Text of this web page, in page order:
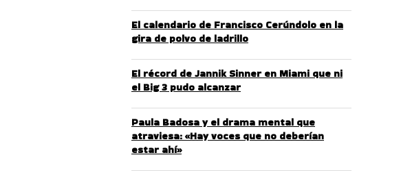
El calendario de Francisco Cerúndolo en la
gira de polvo de ladrillo
El récord de Jannik Sinner en Miami que ni
el Big 3 pudo alcanzar
Paula Badosa y el drama mental que
atraviesa: «Hay voces que no deberían
estar ahí»